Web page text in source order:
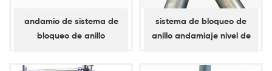
andamio de sistema de
bloqueo de anillo
abrazadera de bahía
sistema de bloqueo de
anillo andamiaje nivel de
mayor diagonal